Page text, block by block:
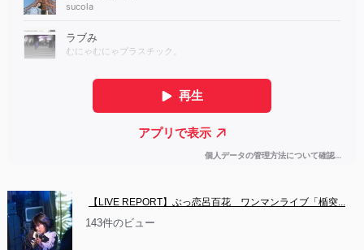
【LIVE REPORT】ぶっ恋呂百花　ワンマンライブ「楯突...
143件のビュー